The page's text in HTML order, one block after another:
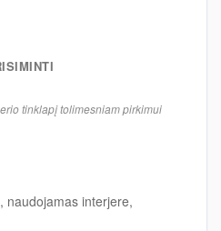
tinklapį tolimesniam pirkimui
naudojamas interjere,